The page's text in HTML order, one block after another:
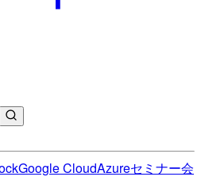
Google CloudAzureセミナー会